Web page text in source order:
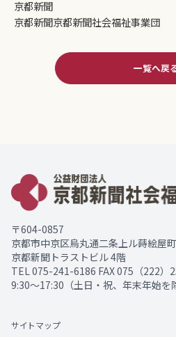
京都新聞
京都新聞京都新聞社会福祉事業団
一覧へ戻
〒604-0857
京都市中京区烏丸通二条上ル蒔絵屋
京都新聞トラストビル 4階
TEL 075-241-6186 FAX 075（222）
9:30～17:30（土日・祝、年末年始を
サイトマップ